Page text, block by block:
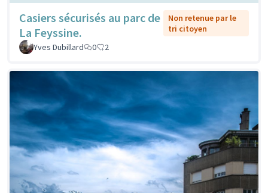
Casiers sécurisés au parc de
La Feyssine.
Non retenue par le
tri citoyen
Yves Dubillard
0 2